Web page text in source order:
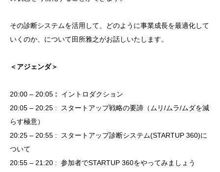
その診断システムを活用して、どのように事業成長を最適化して
いくのか、について田所雅之がお話しいたします。
＜アジェンダ＞
20:00 – 20:05 : イントロダクション
20:05 – 20:25 : スタートアップ戦略の要諦（ムリ/ムラ/ムダを減
らす極意）
20:25 – 20:55 : スタートアップ診断システム(STARTUP 360)に
ついて
20:55 – 21:20 : 参加者でSTARTUP 360をやってみましょう